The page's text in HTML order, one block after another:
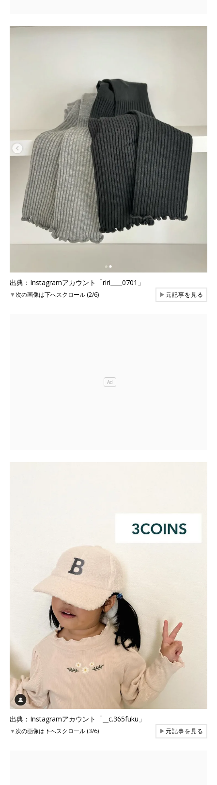
出典：Instagramアカウント「riri____0701」
▼次の画像は下へスクロール (2/6) ▶元記事を見る
出典：Instagramアカウント「__c.365fuku」
▼次の画像は下へスクロール (3/6) ▶元記事を見る